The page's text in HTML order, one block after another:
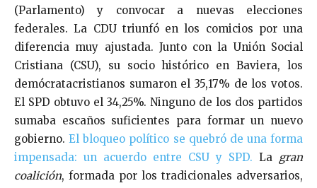
(Parlamento) y convocar a nuevas elecciones
federales. La CDU triunfó en los comicios por una
diferencia muy ajustada. Junto con la Unión Social
Cristiana (CSU), su socio histórico en Baviera, los
demócratacristianos sumaron el 35,17% de los votos.
El SPD obtuvo el 34,25%. Ninguno de los dos partidos
sumaba escaños suficientes para formar un nuevo
gobierno.El bloqueo político se quebró de una forma
impensada: un acuerdo entre CSU y SPD. La gran
coalición, formada por los tradicionales adversarios,